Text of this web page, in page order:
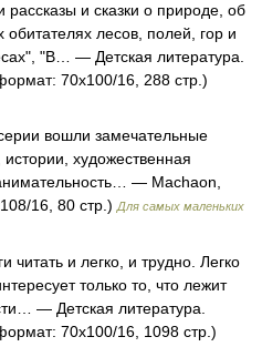
рассказы и сказки о природе, об
обитателях лесов, полей, гор и
"В… — Детская литература.
70x100/16, 288 стр.)
вошли замечательные
истории, художественная
— Machaon,
16, 80 стр.) Для самых маленьких
читать и легко, и трудно. Легко
только то, что лежит
— Детская литература.
70x100/16, 1098 стр.)